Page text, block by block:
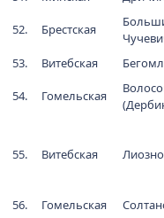
52. Брестская
53. Витебская
54. Гомельская
55. Витебская Лиозно
56. Гомельская